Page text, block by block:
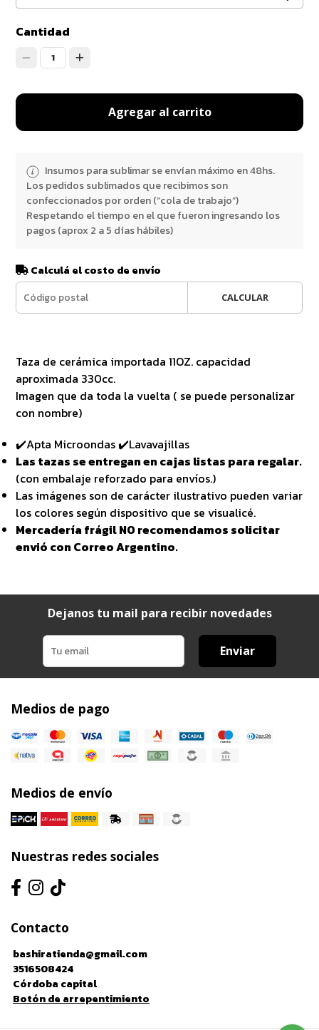
Cantidad
1
Agregar al carrito
Insumos para sublimar se envían máximo en 48hs.
Los pedidos sublimados que recibimos son
confeccionados por orden (“cola de trabajo”)
Respetando el tiempo en el que fueron ingresando los
pagos (aprox 2 a 5 días hábiles)
Calculá el costo de envío
CALCULAR
Taza de cerámica importada 11OZ. capacidad
aproximada 330cc.
Imagen que da toda la vuelta ( se puede personalizar
con nombre)
✔️Apta Microondas ✔️Lavavajillas
Las tazas se entregan en cajas listas para regalar.
(con embalaje reforzado para envíos.)
Las imágenes son de carácter ilustrativo pueden variar
los colores según dispositivo que se visualicé.
Mercadería frágil NO recomendamos solicitar
envió con Correo Argentino.
Dejanos tu mail para recibir novedades
Enviar
Medios de pago
Medios de envío
Nuestras redes sociales
Contacto
bashiratienda@gmail.com
3516508424
Córdoba capital
Botón de arrepentimiento